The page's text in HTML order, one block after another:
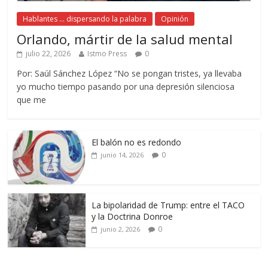
Hablantes ... dispersando la palabra Opinión
Orlando, mártir de la salud mental
julio 22, 2026 Istmo Press 0
Por: Saúl Sánchez López “No se pongan tristes, ya llevaba
yo mucho tiempo pasando por una depresión silenciosa
que me
El balón no es redondo
junio 14, 2026 0
La bipolaridad de Trump: entre el TACO
y la Doctrina Donroe
junio 2, 2026 0